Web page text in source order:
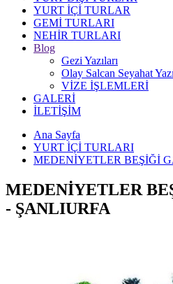
YURT İÇİ TURLAR
GEMİ TURLARI
NEHİR TURLARI
Blog
Gezi Yazıları
Olay Salcan Seyahat
VİZE İŞLEMLERİ
GALERİ
İLETİŞİM
Ana Sayfa
YURT İÇİ TURLARI
MEDENİYETLER BEŞİĞİ
MEDENİYETLER
- ŞANLIURFA